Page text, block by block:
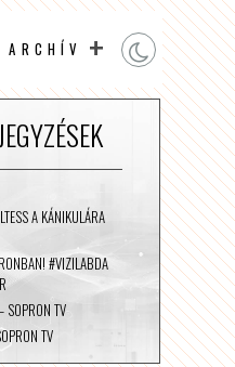
ARCHÍV
A KÁNIKULÁRA
#VIZILABDA
TV
TV